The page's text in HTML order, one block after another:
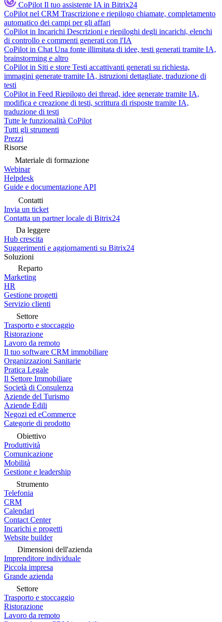
CoPilot Il tuo assistente IA in Bitrix24
CoPilot nel CRM Trascrizione e riepilogo chiamate, completamento
automatico dei campi per gli affari
CoPilot in Incarichi Descrizioni e riepiloghi degli incarichi, elenchi
di controllo e commenti generati con l'IA
CoPilot in Chat Una fonte illimitata di idee, testi generati tramite IA,
brainstorming e altro
CoPilot in Siti e store Testi accattivanti generati su richiesta,
immagini generate tramite IA, istruzioni dettagliate, traduzione di
testi
CoPilot in Feed Riepilogo dei thread, idee generate tramite IA,
modifica e creazione di testi, scrittura di risposte tramite IA,
traduzione di testi
Tutte le funzionalità CoPilot
Tutti gli strumenti
Prezzi
Risorse
Materiale di formazione
Webinar
Helpdesk
Guide e documentazione API
Contatti
Invia un ticket
Contatta un partner locale di Bitrix24
Da leggere
Hub crescita
Suggerimenti e aggiornamenti su Bitrix24
Soluzioni
Reparto
Marketing
HR
Gestione progetti
Servizio clienti
Settore
Trasporto e stoccaggio
Ristorazione
Lavoro da remoto
Il tuo software CRM immobiliare
Organizzazioni Sanitarie
Pratica Legale
Il Settore Immobiliare
Società di Consulenza
Aziende del Turismo
Aziende Edili
Negozi ed eCommerce
Categorie di prodotto
Obiettivo
Produttività
Comunicazione
Mobilità
Gestione e leadership
Strumento
Telefonia
CRM
Calendari
Contact Center
Incarichi e progetti
Website builder
Dimensioni dell'azienda
Imprenditore individuale
Piccola impresa
Grande azienda
Settore
Trasporto e stoccaggio
Ristorazione
Lavoro da remoto